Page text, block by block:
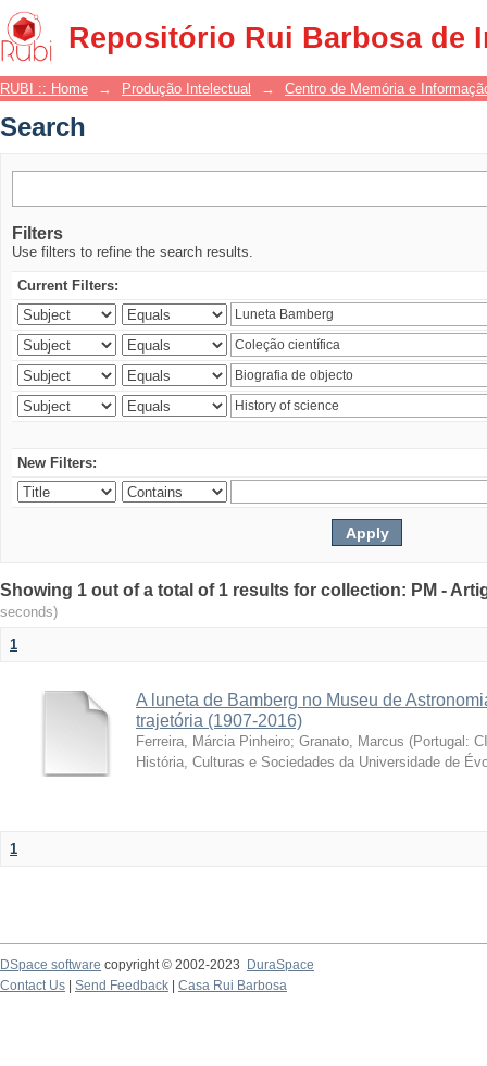
Repositório Rui Barbosa de
Search
RUBI :: Home → Produção Intelectual → Centro de Memória e
Search
Filters
Use filters to refine the search results.
Current Filters:
New Filters:
Showing 1 out of a total of 1 results for collection: PM -
seconds)
1
A luneta de Bamberg no Museu de
trajetória (1907-2016)
Ferreira, Márcia Pinheiro; Granato, Marcus (Portugal:
História, Culturas e Sociedades da Universidade de
1
DSpace software copyright © 2002-2023
DuraSpace
Contact Us
Send Feedback Casa Rui Barbosa